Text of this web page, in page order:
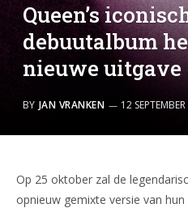
Queen’s
debuutalbum
nieuwe uitgave
BY JAN VRANKEN 12
Op 25 oktober zal de
opnieuw gemixte versie van